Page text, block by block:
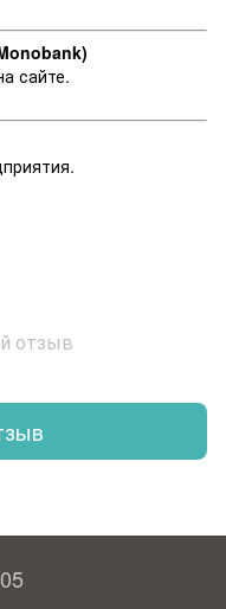
сайте.
отзыв